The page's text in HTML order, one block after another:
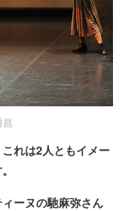
昌
れは2人ともイメー
ーヌの馳麻弥さん